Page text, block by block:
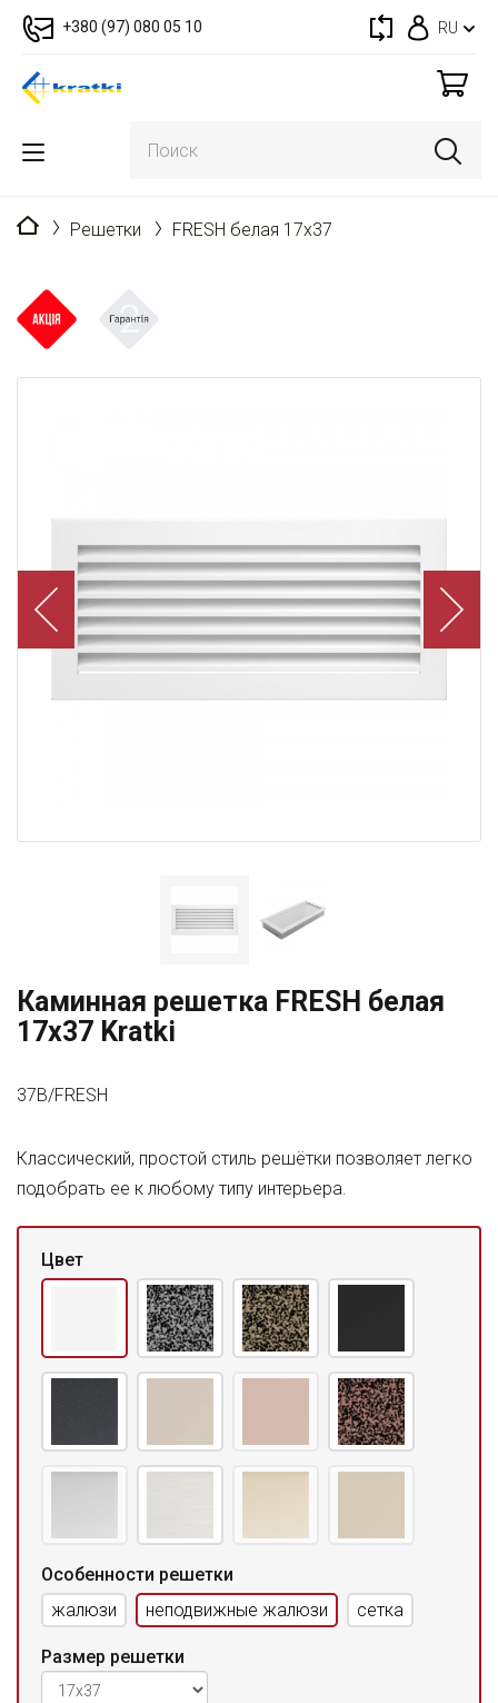
+380 (97) 080 05 10 RU
Главная
Решетки FRESH белая 17x37
Каминная решетка FRESH белая
17x37 Kratki
37B/FRESH
Классический, простой стиль решётки позволяет легко
подобрать ее к любому типу интерьера.
Цвет
Особенности решетки
жалюзи
неподвижные жалюзи сетка
Размер решетки